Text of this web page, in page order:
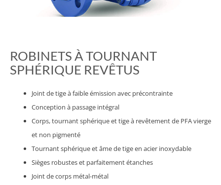
ROBINETS À TOURNANT
SPHÉRIQUE REVÊTUS
Joint de tige à faible émission avec précontrainte
Conception à passage intégral
Corps, tournant sphérique et tige à revêtement de PFA vierge
et non pigmenté
Tournant sphérique et âme de tige en acier inoxydable
Sièges robustes et parfaitement étanches
Joint de corps métal-métal